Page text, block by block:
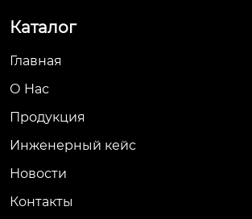
Каталог
Главная
О Hас
Продукция
Инженерный кейс
Новости
Контакты